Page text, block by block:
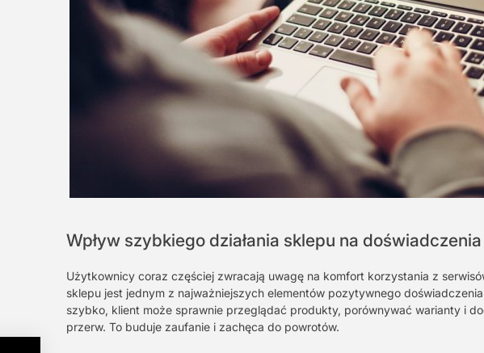
Wpływ szybkiego działania sklepu na
Użytkownicy coraz częściej zwracają uwagę na komfort korzystania z
sklepu jest jednym z najważniejszych elementów pozytywnego
szybko, klient może sprawnie przeglądać produkty, porównywać warianty i
przerw. To buduje zaufanie i zachęca do powrotów.